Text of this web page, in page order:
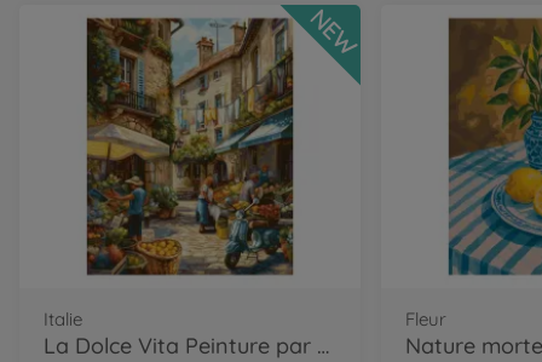
Italie
La Dolce Vita Peinture par numéros
NEW
Fleur